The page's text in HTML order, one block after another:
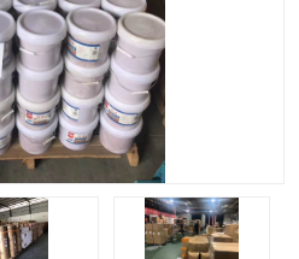
深圳国际快递电话
深圳国际快递